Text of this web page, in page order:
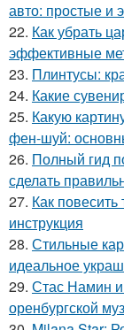
авто: простые и
22. Как убрать
эффективные
23. Плинтусы:
24. Какие
25. Какую
фен-шуй:
26. Полный гид
сделать
27. Как
инструкция
28. Стильные
идеальное
29. Стас Намин
оренбургской